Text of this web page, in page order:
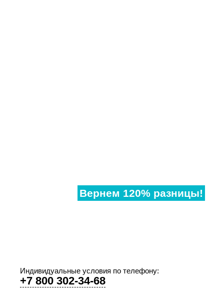
Вернем 120% разницы!
Индивидуальные условия по телефону:
+7 800 302-34-68